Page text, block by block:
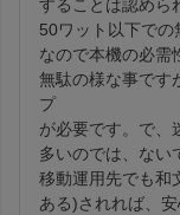
することは認めら
50ワット以下での
なので本機の必需
無駄の様な事です
プ
が必要です。で、
多いのでは、ない
移動運用先でも和
ある)されれば、